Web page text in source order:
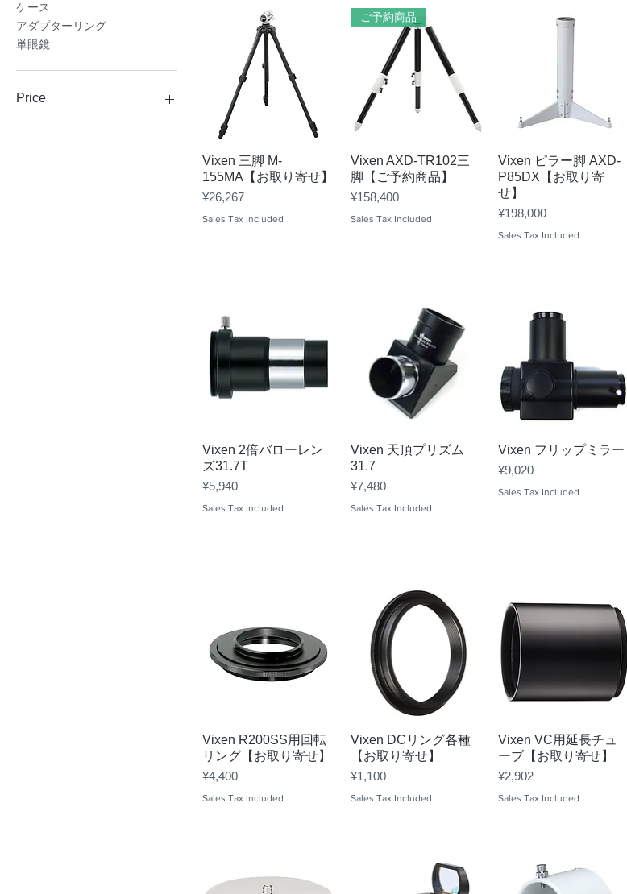
ケース
アダプターリング
単眼鏡
Price
Quick View
Vixen 三脚 M-
155MA【お取り寄せ】
Price
¥26,267
Sales Tax Included
Quick View
ご予約商品
Vixen AXD-TR102三
脚【ご予約商品】
Price
¥158,400
Sales Tax Included
Quick View
Vixen ピラー脚 AXD-
P85DX【お取り寄
せ】
Price
¥198,000
Sales Tax Included
Quick View
Vixen 2倍バローレン
ズ31.7T
Price
¥5,940
Sales Tax Included
Quick View
Vixen 天頂プリズム
31.7
Price
¥7,480
Sales Tax Included
Quick View
Vixen フリップミラー
Price
¥9,020
Sales Tax Included
Quick View
Vixen R200SS用回転
リング【お取り寄せ】
Price
¥4,400
Sales Tax Included
Quick View
Vixen DCリング各種
【お取り寄せ】
Price
¥1,100
Sales Tax Included
Quick View
Vixen VC用延長チュ
ーブ【お取り寄せ】
Price
¥2,902
Sales Tax Included